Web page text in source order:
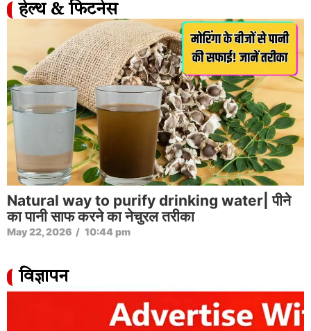
हेल्थ & फिटनेस
Natural way to purify drinking water| पीने
का पानी साफ करने का नेचुरल तरीका
May 22, 2026 / 10:44 pm
विज्ञापन